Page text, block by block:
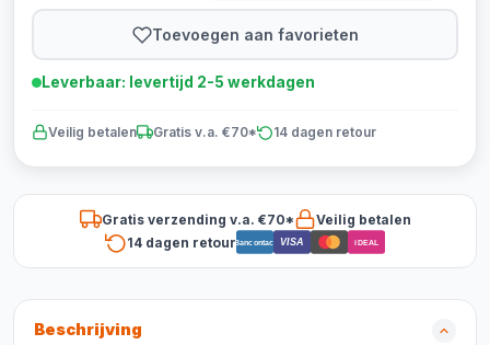
Toevoegen aan favorieten
Leverbaar: levertijd 2-5 werkdagen
Veilig betalen Gratis v.a. €70* 14 dagen retour
Gratis verzending v.a. €70*
Veilig betalen
14 dagen retourBancontact VISA iDEAL
Beschrijving